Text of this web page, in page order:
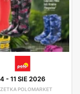
4 -11 SIE 2026
POLOMARKET